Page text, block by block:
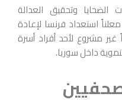
وتحقيق العدالة
استعداد فرنسا لإعادة
كسباً غير مشروع لأحد أفراد أسرة
داخل سوريا.